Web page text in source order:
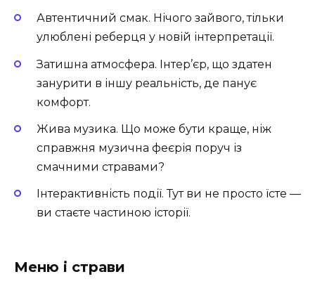
Автентичний смак. Нічого зайвого, тільки
улюблені реберця у новій інтерпретації.
Затишна атмосфера. Інтер’єр, що здатен
занурити в іншу реальність, де панує
комфорт.
Жива музика. Що може бути краще, ніж
справжня музична феєрія поруч із
смачними стравами?
Інтерактивність події. Тут ви не просто їсте —
ви стаєте частиною історії.
Меню і страви